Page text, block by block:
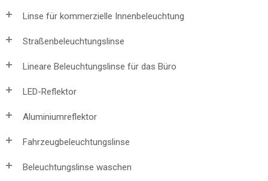
Linse für kommerzielle Innenbeleuchtung
Straßenbeleuchtungslinse
Lineare Beleuchtungslinse für das Büro
LED-Reflektor
Aluminiumreflektor
Fahrzeugbeleuchtungslinse
Beleuchtungslinse waschen